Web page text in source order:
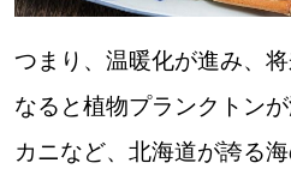
北海道で暮らす、
つまり、温暖化が進み、
なると植物プランクトン
カニなど、北海道が誇る